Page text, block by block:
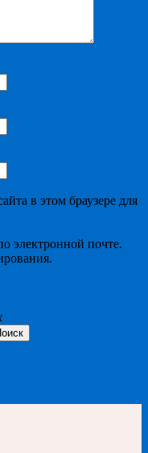
в этом браузере для
электронной почте.